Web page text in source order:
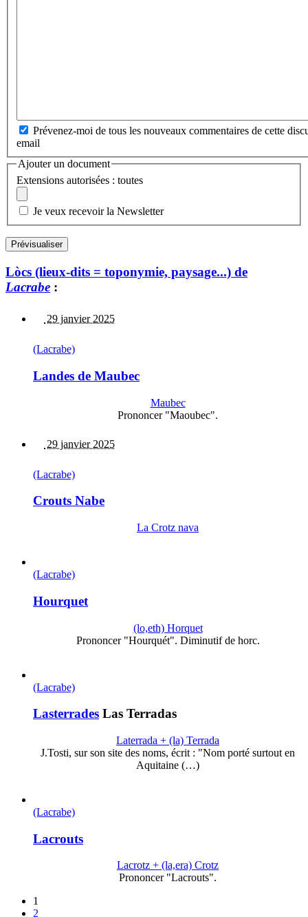
Prévenez-moi de tous les nouveaux commentaires de cette
email
Ajouter un document
Extensions autorisées : toutes
Je veux recevoir la Newsletter
Lòcs (lieux-dits = toponymie, paysage...) de
Lacrabe :
29 janvier 2025
(Lacrabe)
Landes de Maubec
Maubec
Prononcer "Maoubec".
29 janvier 2025
(Lacrabe)
Crouts Nabe
La Crotz nava
(Lacrabe)
Hourquet
(lo,eth) Horquet
Prononcer "Hourquét". Diminutif de horc.
(Lacrabe)
Lasterrades Las Terradas
Laterrada + (la) Terrada
J.Tosti, sur son site des noms, écrit : "Nom porté surtout en
Aquitaine (…)
(Lacrabe)
Lacrouts
Lacrotz + (la,era) Crotz
Prononcer "Lacrouts".
1
2